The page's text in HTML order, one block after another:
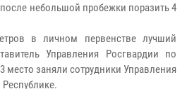
небольшой пробежки поразить 4
в личном первенстве лучший
Управления Росгвардии по
место заняли сотрудники Управления